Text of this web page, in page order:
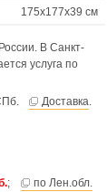
175х177х39 см
В Санкт-
услуга по
Доставка.
;
по Лен.обл.